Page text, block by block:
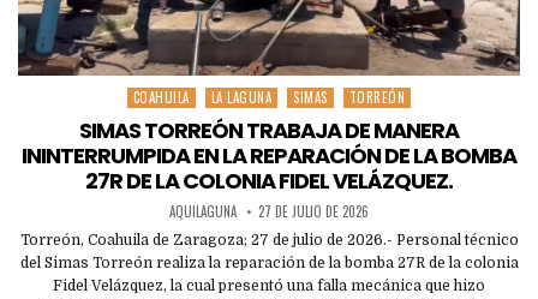
Posted
in
COAHUILA LA LAGUNA SIMAS TORREÓN
SIMAS TORREÓN TRABAJA DE MANERA
ININTERRUMPIDA EN LA REPARACIÓN DE LA BOMBA
27R DE LA COLONIA FIDEL VELÁZQUEZ.
AQUILAGUNA 27 DE JULIO DE 2026
Torreón, Coahuila de Zaragoza; 27 de julio de 2026.- Personal técnico
del Simas Torreón realiza la reparación de la bomba 27R de la colonia
Fidel Velázquez, la cual presentó una falla mecánica que hizo